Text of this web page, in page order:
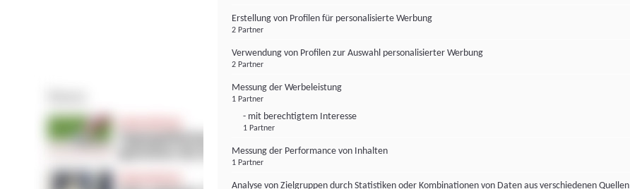
Erstellung von Profilen für personalisierte Werbung
2 Partner
Verwendung von Profilen zur Auswahl personalisierter Werbung
2 Partner
Messung der Werbeleistung
1 Partner
- mit berechtigtem Interesse
1 Partner
Messung der Performance von Inhalten
1 Partner
Analyse von Zielgruppen durch Statistiken oder Kombinationen von Daten aus verschiedenen Quellen